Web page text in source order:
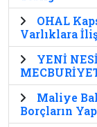
OHAL
Varlıklara
YENİ
Maliye
Borçların